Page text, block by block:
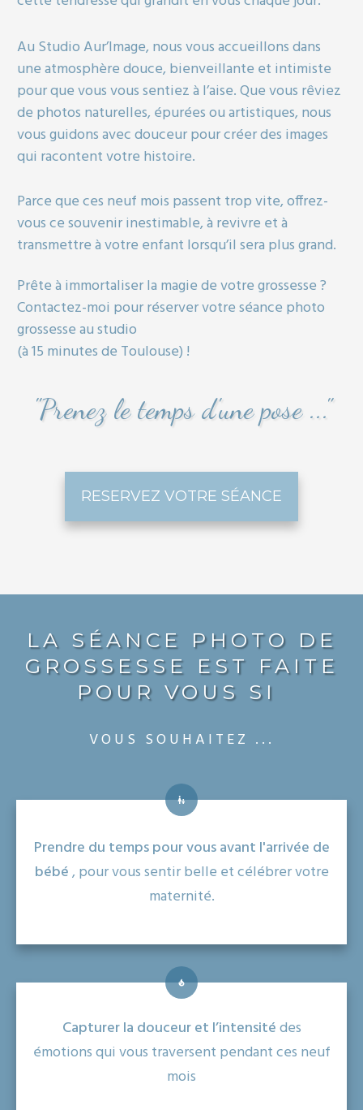
Au Studio Aur’Image, nous vous accueillons dans
une atmosphère douce, bienveillante et intimiste
pour que vous vous sentiez à l’aise. Que vous rêviez
de photos naturelles, épurées ou artistiques, nous
vous guidons avec douceur pour créer des images
qui racontent votre histoire.
Parce que ces neuf mois passent trop vite, offrez-
vous ce souvenir inestimable, à revivre et à
transmettre à votre enfant lorsqu’il sera plus grand.
Prête à immortaliser la magie de votre grossesse ?
Contactez-moi pour réserver votre séance photo
grossesse au studio
(à 15 minutes de Toulouse) !
"Prenez le temps d'une pose ..."
RESERVEZ VOTRE SÉANCE
LA SÉANCE PHOTO DE
GROSSESSE EST FAITE
POUR VOUS SI
VOUS SOUHAITEZ ...
Prendre du temps pour vous avant l'arrivée de
bébé, pour vous sentir belle et célébrer votre
maternité.
Capturer la douceur et l’intensitédes
émotions qui vous traversent pendant ces neuf
mois